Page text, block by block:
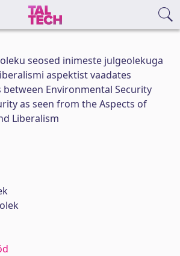
seosed inimeste julgeolekuga
aspektist vaadates
between Environmental Security
as seen from the Aspects of
Liberalism